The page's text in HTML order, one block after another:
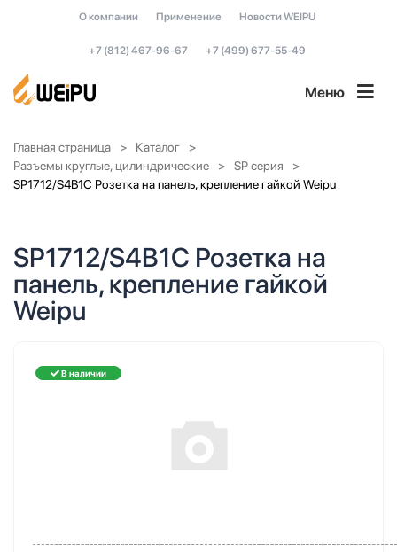
О компании Применение Новости WEIPU
+7 (812) 467-96-67 +7 (499) 677-55-49
Меню
Главная страница
Каталог
Разъемы круглые, цилиндрические
SP серия
SP1712/S4B1C Розетка на панель, крепление гайкой Weipu
SP1712/S4B1C Розетка на
панель, крепление гайкой
Weipu
В наличии